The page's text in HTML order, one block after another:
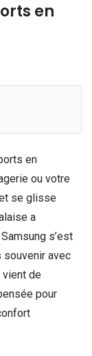
en
en
ou votre
se glisse
a
s’est
souvenir avec
vient de
pour